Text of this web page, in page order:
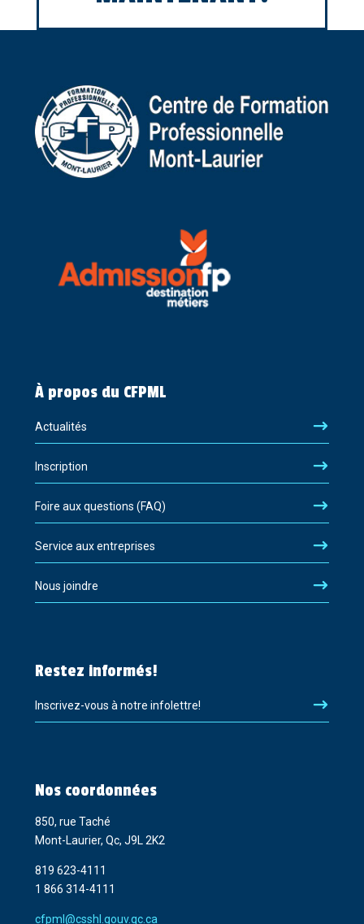
À propos du CFPML
Actualités
Inscription
Foire aux questions (FAQ)
Service aux entreprises
Nous joindre
Restez informés!
Inscrivez-vous à notre infolettre!
Nos coordonnées
850, rue Taché
Mont-Laurier, Qc, J9L 2K2
819 623-4111
1 866 314-4111
cfpml@csshl.gouv.qc.ca